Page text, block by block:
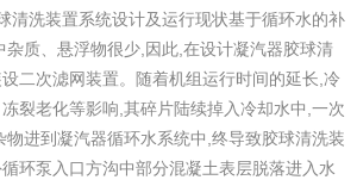
清洗装置系统设计及运行现状基于循环水的补
杂质、悬浮物很少,因此,在设计凝汽器胶球清
二次滤网装置。随着机组运行时间的延长,冷
裂老化等影响,其碎片陆续掉入冷却水中,一次
进到凝汽器循环水系统中,终导致胶球清洗装
环泵入口方沟中部分混凝土表层脱落进入水